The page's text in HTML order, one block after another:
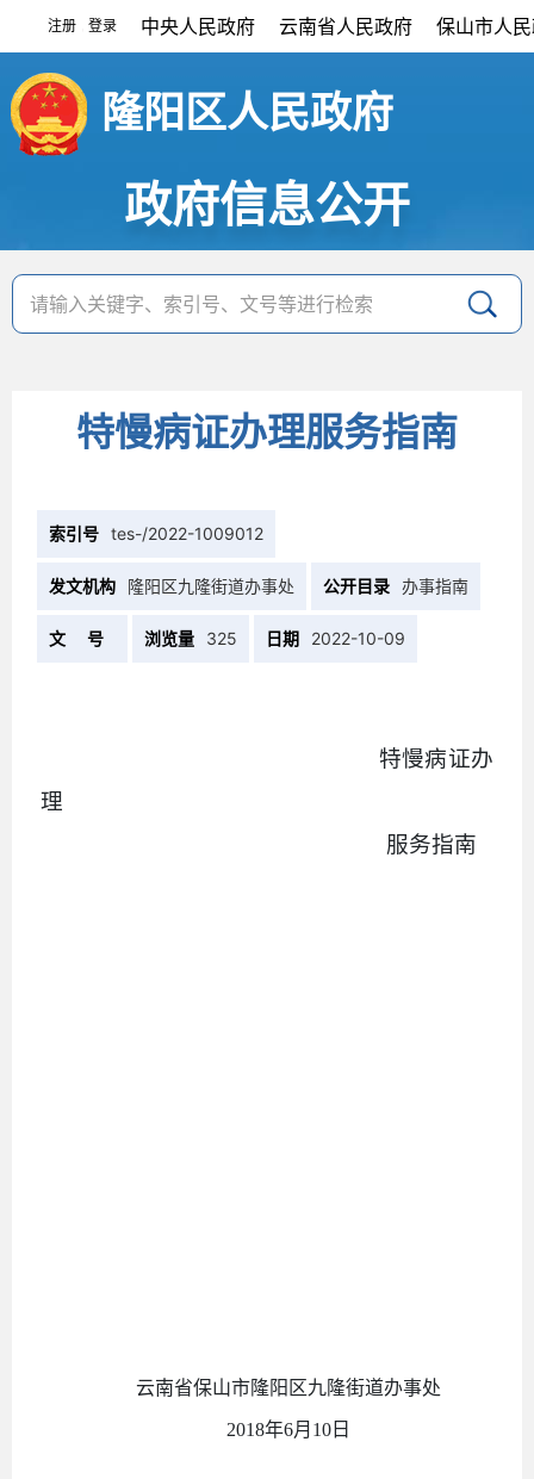
注册 登录 中央人民政府 云南省人民政府 保山市人
隆阳区人民政府
政府信息公开
特慢病证办理服务指南
索引号 tes-/2022-1009012
发文机构 隆阳区九隆街道办事处 公开目录 办事指南
文 号 浏览量 325 日期 2022-10-09
特慢病证办
理
服务指南
云南省保山市隆阳区九隆街道办事处
2018年6月 10日